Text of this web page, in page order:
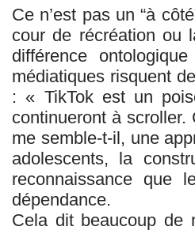
Ce n’est pas un “à
cour de récréation ou
différence
médiatiques risquent
: « TikTok est un
continueront à
me semble-t-il, une
adolescents, la
reconnaissance que
dépendance.
Cela dit beaucoup de